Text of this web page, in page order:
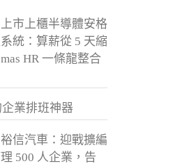
上市上櫃半導體安格
統：算薪從 5 天縮
HR 一條龍整合
業排班神器
裕信汽車：迎戰擴編
500 人企業，告